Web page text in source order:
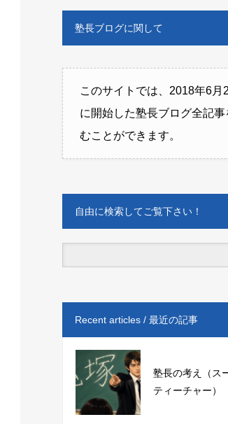
塾長ブログに関して
このサイトでは、2018年6月
に開始した塾長ブログ全記事
むことができます。
自由に検索してご覧下さい！
Recent articles / 最近の記事
塾長の考え（ス
ティーチャー）